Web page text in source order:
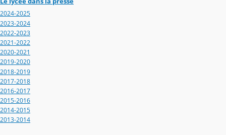
2024-2025
2023-2024
2022-2023
2021-2022
2020-2021
2019-2020
2018-2019
2017-2018
2016-2017
2015-2016
2014-2015
2013-2014